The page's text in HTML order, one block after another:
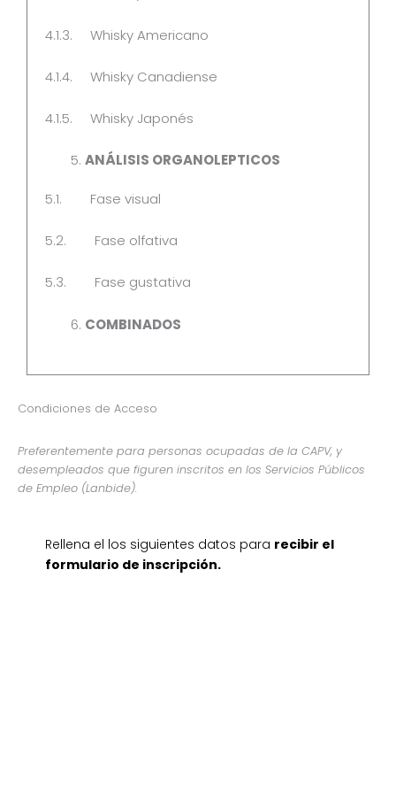
4.1.3. Whisky Americano
4.1.4. Whisky Canadiense
4.1.5. Whisky Japonés
ANÁLISIS ORGANOLEPTICOS
5.1. Fase visual
5.2. Fase olfativa
5.3. Fase gustativa
COMBINADOS
Condiciones de Acceso
Preferentemente para personas ocupadas de la CAPV, y
desempleados que figuren inscritos en los Servicios Públicos
de Empleo (Lanbide).
Rellena el los siguientes datos para recibir el
formulario de inscripción.